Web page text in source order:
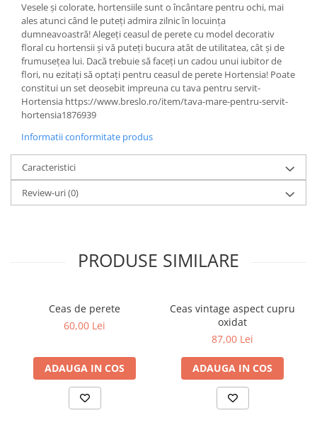
Vesele și colorate, hortensiile sunt o încântare pentru ochi, mai
ales atunci când le puteți admira zilnic în locuința
dumneavoastră! Alegeți ceasul de perete cu model decorativ
floral cu hortensii și vă puteți bucura atât de utilitatea, cât și de
frumusețea lui. Dacă trebuie să faceți un cadou unui iubitor de
flori, nu ezitați să optați pentru ceasul de perete Hortensia! Poate
constitui un set deosebit impreuna cu tava pentru servit-
Hortensia https://www.breslo.ro/item/tava-mare-pentru-servit-
hortensia1876939
Informatii conformitate produs
Caracteristici
Review-uri(0)
PRODUSE SIMILARE
Ceas de perete
60,00 Lei
ADAUGA IN COS
Ceas vintage aspect cupru
oxidat
87,00 Lei
ADAUGA IN COS